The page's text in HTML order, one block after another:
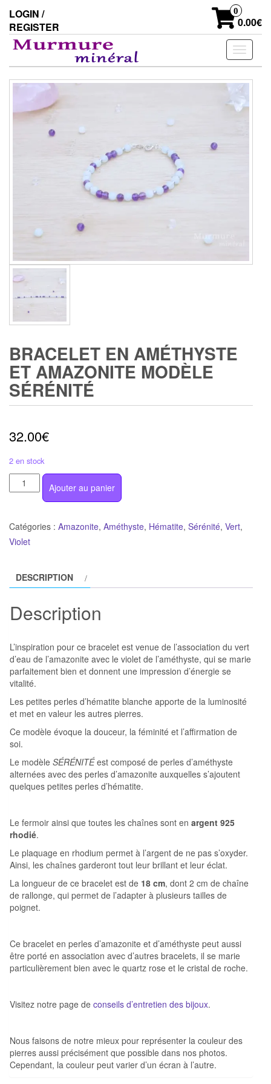
the
content
LOGIN /
REGISTER
0
0.00€
Toggle
BRACELET EN AMÉTHYSTE
ET AMAZONITE MODÈLE
SÉRÉNITÉ
32.00€
2 en stock
quantité
de
en
Améthyste
Amazonite
modèle
Ajouter au panier
Catégories : Amazonite, Améthyste, Hématite, Sérénité, Vert,
Violet
DESCRIPTION
Description
L’inspiration pour ce bracelet est venue de l’association du vert
d’eau de l’amazonite avec le violet de l’améthyste, qui se marie
parfaitement bien et donnent une impression d’énergie se
vitalité.
Les petites perles d’hématite blanche apporte de la luminosité
et met en valeur les autres pierres.
Ce modèle évoque la douceur, la féminité et l’affirmation de
soi.
Le modèle SÉRÉNITÉest composé de perles d’améthyste
alternées avec des perles d’amazonite auxquelles s’ajoutent
quelques petites perles d’hématite.
Le fermoir ainsi que toutes les chaînes sont en argent 925
rhodié.
Le plaquage en rhodium permet à l’argent de ne pas s’oxyder.
Ainsi, les chaînes garderont tout leur brillant et leur éclat.
La longueur de ce bracelet est de 18 cm, dont 2 cm de chaîne
de rallonge, qui permet de l’adapter à plusieurs tailles de
poignet.
Ce bracelet en perles d’amazonite et d’améthyste peut aussi
être porté en association avec d’autres bracelets, il se marie
particulièrement bien avec le quartz rose et le cristal de roche.
Visitez notre page de conseils d’entretien des bijoux.
Nous faisons de notre mieux pour représenter la couleur des
pierres aussi précisément que possible dans nos photos.
Cependant, la couleur peut varier d’un écran à l’autre.